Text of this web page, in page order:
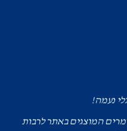
נעמה!
המוצגים באתר לרבות